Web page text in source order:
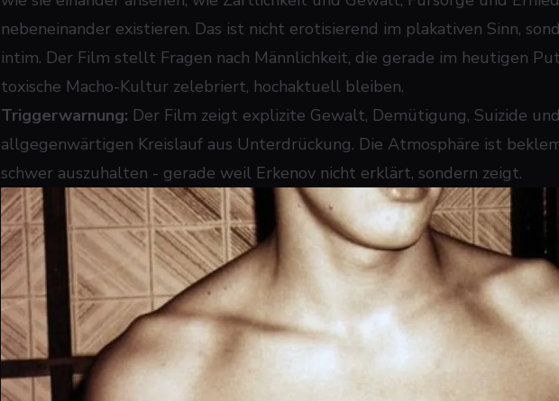
nebeneinander existieren. Das ist nicht erotisierend im plakativen Sinn,
intim. Der Film stellt Fragen nach Männlichkeit, die gerade im heutigen
toxische Macho-Kultur zelebriert, hochaktuell bleiben.
Triggerwarnung: Der Film zeigt explizite Gewalt, Demütigung, Suizide
allgegenwärtigen Kreislauf aus Unterdrückung. Die Atmosphäre ist
schwer auszuhalten - gerade weil Erkenov nicht erklärt, sondern zeigt.